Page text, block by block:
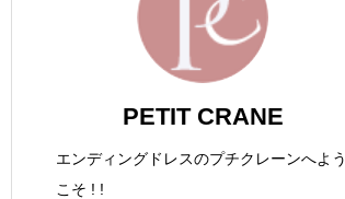
PETIT CRANE
エンディングドレスのプチクレーンへよう
こそ ! !